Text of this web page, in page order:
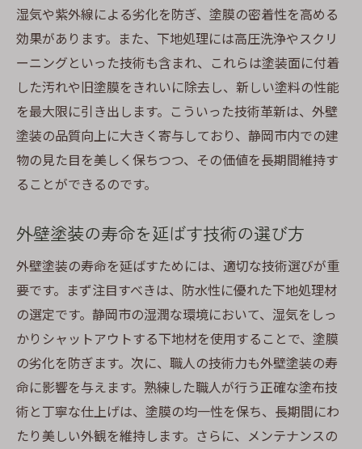
湿気や紫外線による劣化を防ぎ、塗膜の密着性を高める
効果があります。また、下地処理には高圧洗浄やスクリ
ーニングといった技術も含まれ、これらは塗装面に付着
した汚れや旧塗膜をきれいに除去し、新しい塗料の性能
を最大限に引き出します。こういった技術革新は、外壁
塗装の品質向上に大きく寄与しており、静岡市内での建
物の見た目を美しく保ちつつ、その価値を長期間維持す
ることができるのです。
外壁塗装の寿命を延ばす技術の選び方
外壁塗装の寿命を延ばすためには、適切な技術選びが重
要です。まず注目すべきは、防水性に優れた下地処理材
の選定です。静岡市の湿潤な環境において、湿気をしっ
かりシャットアウトする下地材を使用することで、塗膜
の劣化を防ぎます。次に、職人の技術力も外壁塗装の寿
命に影響を与えます。熟練した職人が行う正確な塗布技
術と丁寧な仕上げは、塗膜の均一性を保ち、長期間にわ
たり美しい外観を維持します。さらに、メンテナンスの